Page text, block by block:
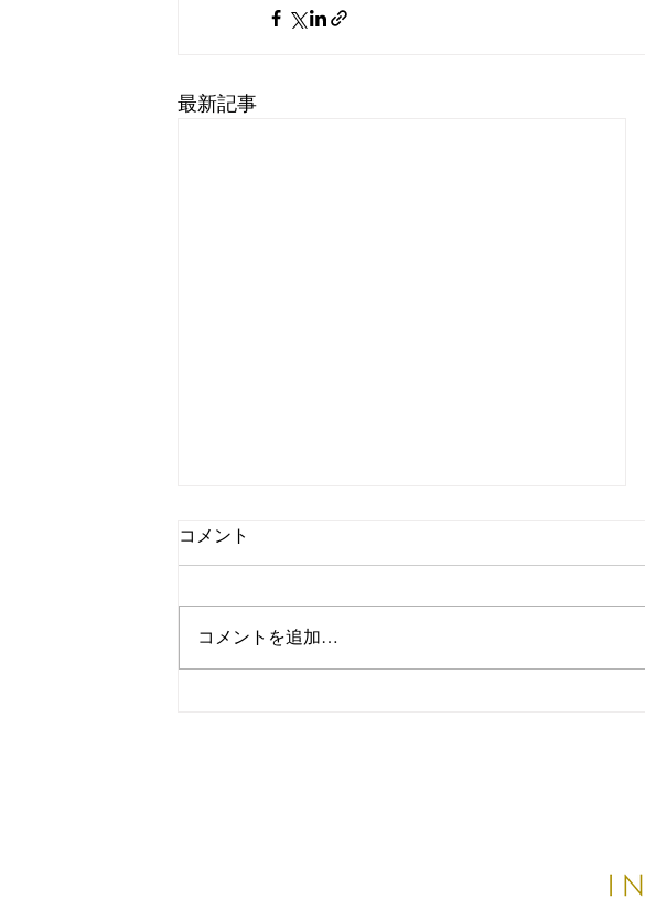
最新記事
コメント
コメントを追加…